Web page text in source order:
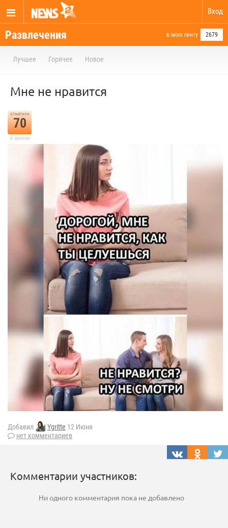
Вход
Развлечения в мою ленту 2679
Лучшее Горячее Новое
Мне не нравится
отметили
70
в архиве
Добавил Ygritte 12 Июня
нет комментариев
Комментарии участников:
Ни одного комментария пока не добавлено